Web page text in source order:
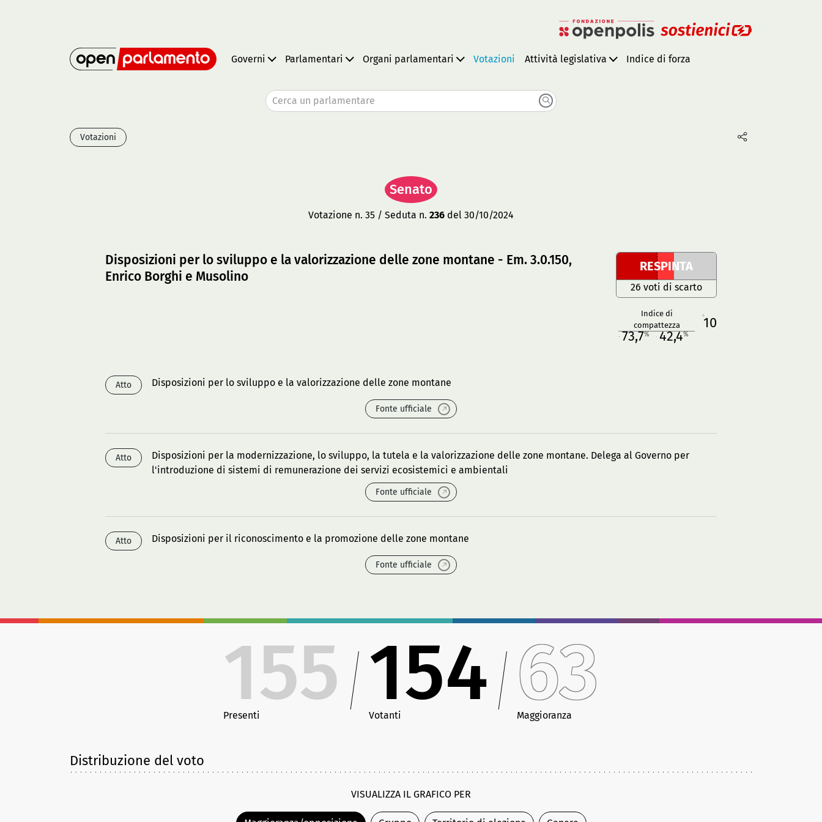
Governi Parlamentari Organi parlamentari Votazioni Attività legislativa Indice di forza
Cerca un parlamentare
Votazioni
Senato
Votazione n. 35 / Seduta n. 236 del 30/10/2024
Disposizioni per lo sviluppo e la valorizzazione delle zone montane - Em. 3.0.150,
Enrico Borghi e Musolino
RESPINTA
26 voti di scarto
Indice di
compattezza
73,7% 42,4%
10
Atto Disposizioni per lo sviluppo e la valorizzazione delle zone montane
Fonte ufficiale
Atto
Disposizioni per la modernizzazione, lo sviluppo, la tutela e la valorizzazione delle zone montane. Delega al Governo per
l'introduzione di sistemi di remunerazione dei servizi ecosistemici e ambientali
Fonte ufficiale
Atto Disposizioni per il riconoscimento e la promozione delle zone montane
Fonte ufficiale
155
Presenti 154
Votanti 63
Maggioranza
Distribuzione del voto
VISUALIZZA IL GRAFICO PER